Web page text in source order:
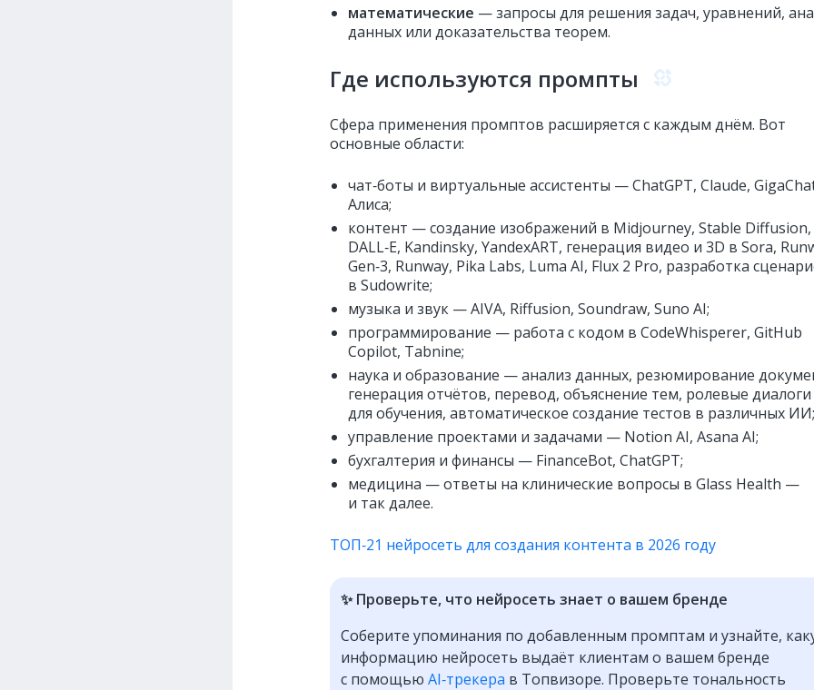
математические — запросы для решения задач, уравнений,
данных или доказательства теорем.
Где используются промпты
Сфера применения промптов расширяется с каждым днём. Вот
основные области:
чат‑боты и виртуальные ассистенты — ChatGPT, Claude,
Алиса;
контент — создание изображений в Midjourney, Stable Diffusion,
DALL‑E, Kandinsky, YandexART, генерация видео и 3D в Sora,
Gen‑3, Runway, Pika Labs, Luma AI, Flux 2 Pro, разработка
в Sudowrite;
музыка и звук — AIVA, Riffusion, Soundraw, Suno AI;
программирование — работа с кодом в CodeWhisperer, GitHub
Copilot, Tabnine;
наука и образование — анализ данных, резюмирование
генерация отчётов, перевод, объяснение тем, ролевые диалоги
для обучения, автоматическое создание тестов в различных ИИ;
управление проектами и задачами — Notion AI, Asana AI;
бухгалтерия и финансы — FinanceBot, ChatGPT;
медицина — ответы на клинические вопросы в Glass Health —
и так далее.
ТОП‑21 нейросеть для создания контента в 2026 году
✨ Проверьте, что нейросеть знает о вашем бренде
Соберите упоминания по добавленным промптам и узнайте,
информацию нейросеть выдаёт клиентам о вашем бренде
с помощью AI‑трекера в Топвизоре. Проверьте тональность